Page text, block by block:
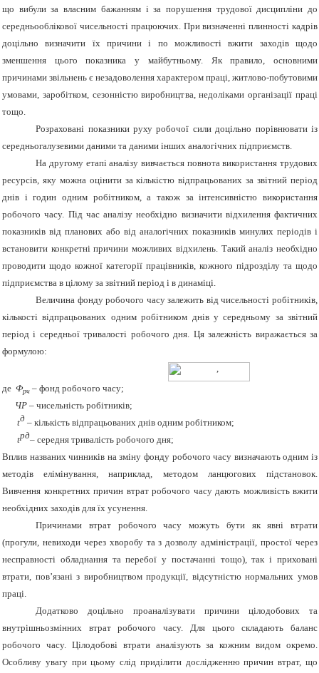
що вибули за власним бажанням і за порушення трудової дисципліни до
середньооблікової чисельності працюючих. При визначенні плинності кадрів
доцільно визначити їх причини і по можливості вжити заходів щодо
зменшення цього показника у майбутньому. Як правило, основними
причинами звільнень є незадоволення характером праці, житлово-побутовими
умовами, заробітком, сезонністю виробництва, недоліками організації праці
тощо.
Розраховані показники руху робочої сили доцільно порівнювати із
середньогалузевими даними та даними інших аналогічних підприємств.
На другому етапі аналізу вивчається повнота використання трудових
ресурсів, яку можна оцінити за кількістю відпрацьованих за звітний період
днів і годин одним робітником, а також за інтенсивністю використання
робочого часу. Під час аналізу необхідно визначити відхилення фактичних
показників від планових або від аналогічних показників минулих періодів і
встановити конкретні причини можливих відхилень. Такий аналіз необхідно
проводити щодо кожної категорії працівників, кожного підрозділу та щодо
підприємства в цілому за звітний період і в динаміці.
Величина фонду робочого часу залежить від чисельності робітників,
кількості відпрацьованих одним робітником днів у середньому за звітний
період і середньої тривалості робочого дня. Ця залежність виражається за
формулою:
,
де Фрч – фонд робочого часу;
ЧР – чисельність робітників;
tд – кількість відпрацьованих днів одним робітником;
tрд– середня тривалість робочого дня;
Вплив названих чинників на зміну фонду робочого часу визначають одним із
методів елімінування, наприклад, методом ланцюгових підстановок.
Вивчення конкретних причин втрат робочого часу дають можливість вжити
необхідних заходів для їх усунення.
Причинами втрат робочого часу можуть бути як явні втрати
(прогули, невиходи через хворобу та з дозволу адміністрації, простої через
несправності обладнання та перебої у постачанні тощо), так і приховані
втрати, пов’язані з виробництвом продукції, відсутністю нормальних умов
праці.
Додатково доцільно проаналізувати причини цілодобових та
внутрішньозмінних втрат робочого часу. Для цього складають баланс
робочого часу. Цілодобові втрати аналізують за кожним видом окремо.
Особливу увагу при цьому слід приділити дослідженню причин втрат, що